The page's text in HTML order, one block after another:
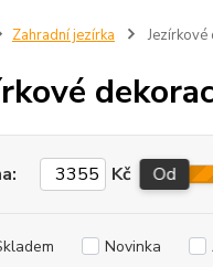
Zahradní jezírka Jezírkové
Kč Od
Novinka